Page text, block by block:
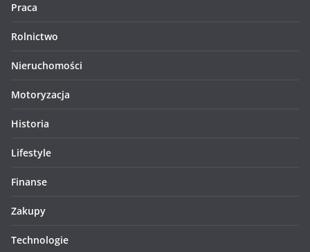
Praca
Rolnictwo
Nieruchomości
Motoryzacja
Historia
Lifestyle
Finanse
Zakupy
Technologie